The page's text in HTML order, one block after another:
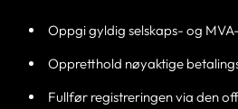
Oppgi gyldig selskaps- og
Oppretthold nøyaktige
Fullfør registreringen via den